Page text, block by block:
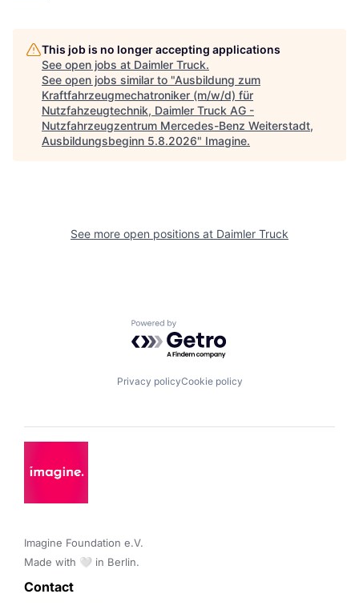
This job is no longer accepting applications
See open jobs at Daimler Truck.
See open jobs similar to "Ausbildung zum
Kraftfahrzeugmechatroniker (m/w/d) für
Nutzfahzeugtechnik, Daimler Truck AG -
Nutzfahrzeugzentrum Mercedes-Benz Weiterstadt,
Ausbildungsbeginn 5.8.2026" Imagine.
See more open positions at Daimler Truck
Powered by Getro.com
Privacy policyCookie policy
Imagine Foundation e.V.
Made with 🤍 in Berlin.
Contact